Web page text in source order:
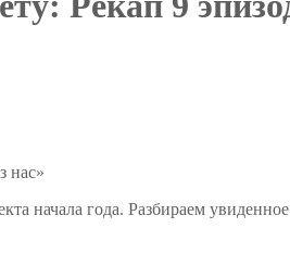
начала года. Разбираем